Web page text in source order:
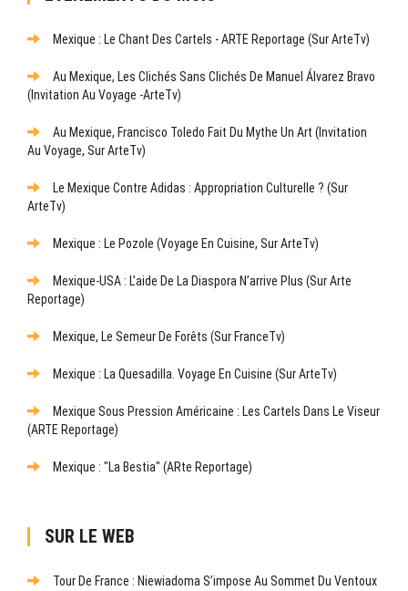
Mexique : Le Chant Des Cartels - ARTE Reportage (sur ArteTv)
Au Mexique, Les Clichés Sans Clichés De Manuel Álvarez Bravo
(Invitation Au Voyage -ArteTv)
Au Mexique, Francisco Toledo Fait Du Mythe Un Art (Invitation
Au Voyage, Sur ArteTv)
Le Mexique Contre Adidas : Appropriation Culturelle ? (sur
ArteTv)
Mexique : Le Pozole (Voyage En Cuisine, Sur ArteTv)
Mexique-USA : L’aide De La Diaspora N’arrive Plus (sur Arte
Reportage)
Mexique, Le Semeur De Forêts (sur FranceTv)
Mexique : La Quesadilla. Voyage En Cuisine (sur ArteTv)
Mexique Sous Pression Américaine : Les Cartels Dans Le Viseur
(ARTE Reportage)
Mexique : "La Bestia" (ARte Reportage)
SUR LE WEB
Tour De France : Niewiadoma S’impose Au Sommet Du Ventoux